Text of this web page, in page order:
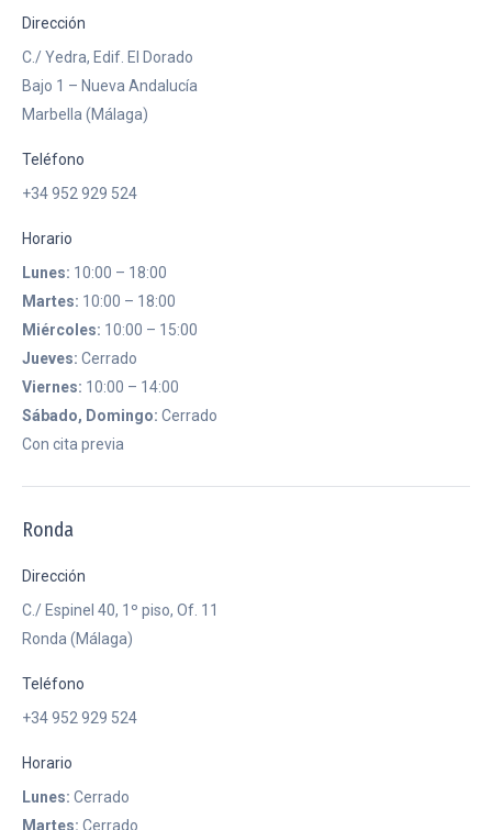
Dirección
C./ Yedra, Edif. El Dorado
Bajo 1 – Nueva Andalucía
Marbella (Málaga)
Teléfono
+34 952 929 524
Horario
Lunes: 10:00 – 18:00
Martes: 10:00 – 18:00
Miércoles: 10:00 – 15:00
Jueves: Cerrado
Viernes: 10:00 – 14:00
Sábado, Domingo: Cerrado
Con cita previa
Ronda
Dirección
C./ Espinel 40, 1º piso, Of. 11
Ronda (Málaga)
Teléfono
+34 952 929 524
Horario
Lunes: Cerrado
Martes: Cerrado